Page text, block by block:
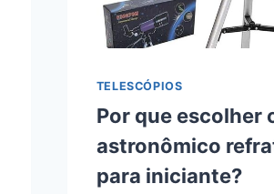
TELESCÓPIOS
Por que escolher
astronômico
para iniciante?